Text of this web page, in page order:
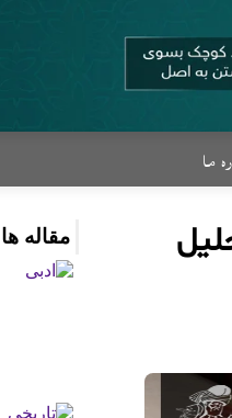
ما
مقاله ها